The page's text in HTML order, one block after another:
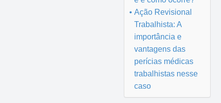
Ação Revisional
Trabalhista: A
importância e
vantagens das
perícias médicas
trabalhistas nesse
caso